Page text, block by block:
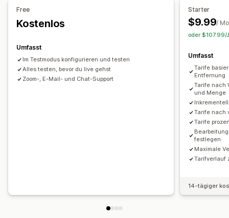
Lieferdatum
Tarife für Wiederbestellungen
Free
Kostenlos
Umfasst
Im Testmodus konfigurieren und testen
Alles testen, bevor du live gehst
Zoom-, E-Mail- und Chat-Support
Starter
$9.99/
oder $107.99/
Umfasst
Tarife
Entfernung
Tarife nach
und Menge
Tarife nach
Tarife
festlegen
Maximale
Tarifverlauf
14-tägiger